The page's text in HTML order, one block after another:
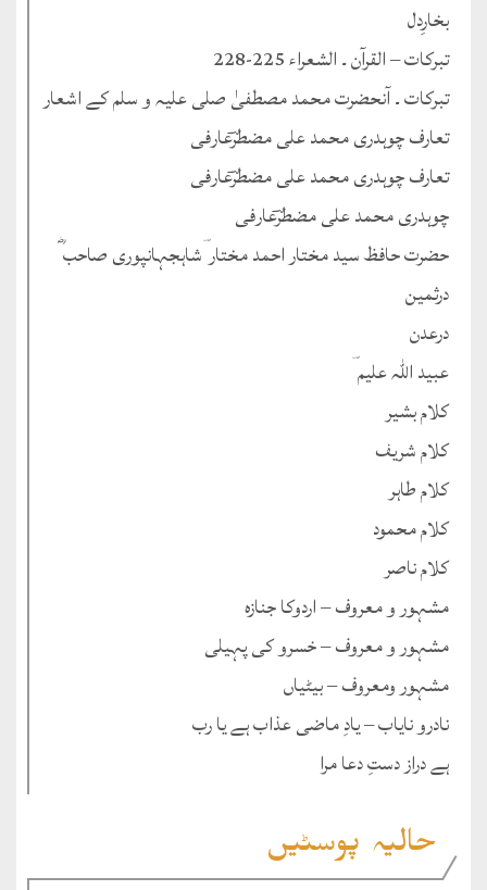
بخارِدل
تبرکات – القرآن ۔ الشعراء 225-228
تبرکات ۔ آنحضرت محمد مصطفیٰ صلی علیہ و سلم کے اشعار
تعارف چوہدری محمد علی مضطرؔعارفی
تعارف چوہدری محمد علی مضطرؔعارفی
چوہدری محمد علی مضطرؔعارفی
حضرت حافظ سید مختار احمد مختار ؔشاہجہانپوری صاحب ؓ
درثمین
درعدن
عبید اللہ علیم ؔ
کلام بشیر
کلام شریف
کلام طاہر
کلام محمود
کلام ناصر
مشہور و معروف – اردوکا جنازہ
مشہور و معروف – خسرو کی پہیلی
مشہور ومعروف – بیٹیاں
نادرو نایاب – یادِ ماضی عذاب ہے یا رب
ہے دراز دستِ دعا مرا
حالیہ پوسٹیں